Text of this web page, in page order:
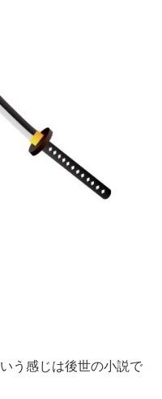
う感じは後世の小説で